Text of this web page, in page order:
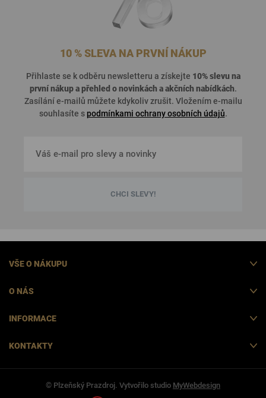
10 % SLEVA NA PRVNÍ NÁKUP
Přihlaste se k odběru newsletteru a získejte 10% slevu na
první nákup a přehled o novinkách a akčních nabídkách.
Zasílání e-mailů můžete kdykoliv zrušit. Vložením e-mailu
souhlasíte s podmínkami ochrany osobních údajů.
CHCI SLEVY!
VŠE O NÁKUPU
O NÁS
INFORMACE
KONTAKTY
© Plzeňský Prazdroj. Vytvořilo studio MyWebdesign